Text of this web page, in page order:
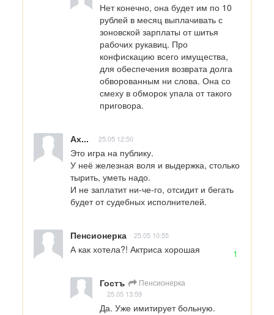
Нет конечно, она будет им по 10
рублей в месяц выплачивать с
зоновской зарплаты от шитья
рабочих рукавиц. Про
конфискацию всего имущества,
для обеспечения возврата долга
обворованным ни слова. Она со
смеху в обморок упала от такого
приговора.
Ах... 25.05 12:50
Это игра на публику.
У неё железная воля и выдержка, столько
тырить, уметь надо.
И не заплатит ни-че-го, отсидит и бегать
будет от судебных исполнителей.
Пенсионерка 25.05 10:55
А как хотела?! Актриса хорошая 1
Гостъ Пенсионерка
25.05 13:59
Да. Уже имитирует больную.